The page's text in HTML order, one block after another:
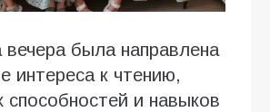
вечера была направлена
интереса к чтению,
способностей и навыков